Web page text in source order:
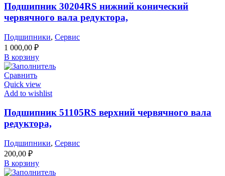
Подшипник 30204RS нижний конический
червячного вала редуктора,
Подшипники, Сервис
1 000,00 ₽
В корзину
Сравнить
Quick view
Add to wishlist
Подшипник 51105RS верхний червячного вала
редуктора,
Подшипники, Сервис
200,00 ₽
В корзину